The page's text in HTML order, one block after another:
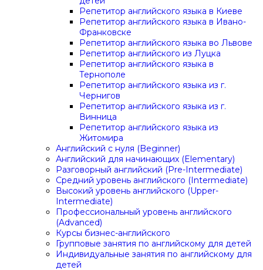
Репетитор английского языка в Киеве
Репетитор английского языка в Ивано-
Франковске
Репетитор английского языка во Львове
Репетитор английского из Луцка
Репетитор английского языка в
Тернополе
Репетитор английского языка из г.
Чернигов
Репетитор английского языка из г.
Винница
Репетитор английского языка из
Житомира
Английский с нуля (Beginner)
Английский для начинающих (Elementary)
Разговорный английский (Pre-Intermediate)
Средний уровень английского (Intermediate)
Высокий уровень английского (Upper-
Intermediate)
Профессиональный уровень английского
(Advanced)
Курсы бизнес-английского
Групповые занятия по английскому для детей
Индивидуальные занятия по английскому для
детей